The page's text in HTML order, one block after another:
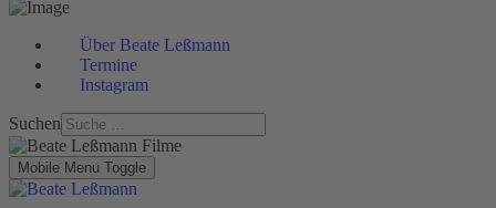
Über Beate Leßmann
Termine
Instagram
Suchen
Mobile Menu Toggle